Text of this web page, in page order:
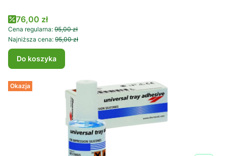
Cena promocyjna
76,00 zł
Cena regularna: 95,00 zł
Najniższa cena: 95,00 zł
Do koszyka
Okazja